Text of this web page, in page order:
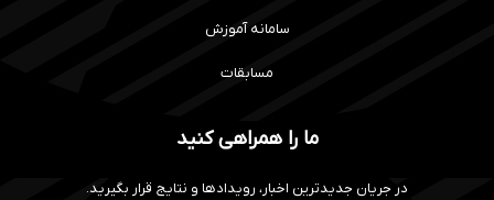
سامانه آموزش
مسابقات
ما را همراهی کنید
در جریان جدیدترین اخبار، رویدادها و نتایج قرار بگیرید.